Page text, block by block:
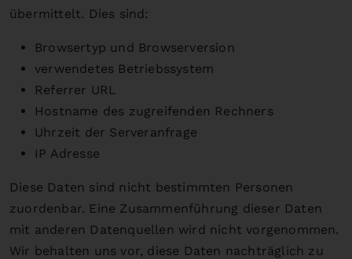
übermittelt. Dies sind:
Browsertyp und Browserversion
verwendetes Betriebssystem
Referrer URL
Hostname des zugreifenden Rechners
Uhrzeit der Serveranfrage
IP Adresse
Diese Daten sind nicht bestimmten Personen
zuordenbar. Eine Zusammenführung dieser Daten
mit anderen Datenquellen wird nicht vorgenommen.
Wir behalten uns vor, diese Daten nachträglich zu